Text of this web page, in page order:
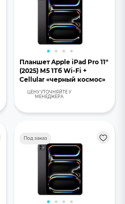
Планшет Apple iPad Pro 11"
(2025) М5 1Тб Wi-Fi +
Cellular «черный космос»
ЦЕНУ УТОЧНЯЙТЕ У
МЕНЕДЖЕРА
Под заказ